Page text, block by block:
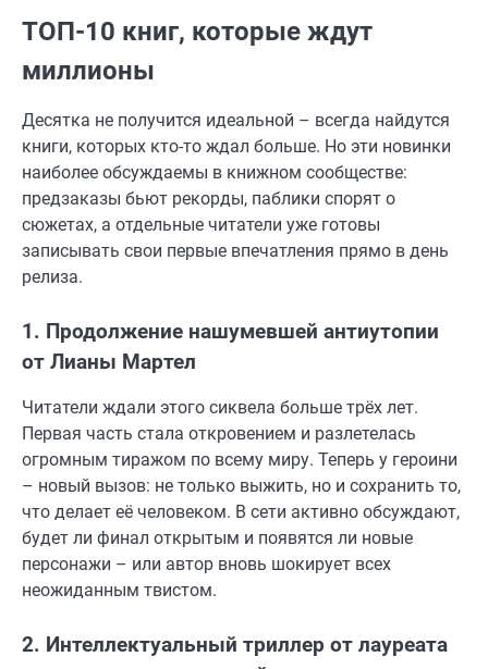
ТОП-10 книг, которые ждут
миллионы
Десятка не получится идеальной – всегда найдутся
книги, которых кто-то ждал больше. Но эти новинки
наиболее обсуждаемы в книжном сообществе:
предзаказы бьют рекорды, паблики спорят о
сюжетах, а отдельные читатели уже готовы
записывать свои первые впечатления прямо в день
релиза.
1. Продолжение нашумевшей антиутопии
от Лианы Мартел
Читатели ждали этого сиквела больше трёх лет.
Первая часть стала откровением и разлетелась
огромным тиражом по всему миру. Теперь у героини
– новый вызов: не только выжить, но и сохранить то,
что делает её человеком. В сети активно обсуждают,
будет ли финал открытым и появятся ли новые
персонажи – или автор вновь шокирует всех
неожиданным твистом.
2. Интеллектуальный триллер от лауреата